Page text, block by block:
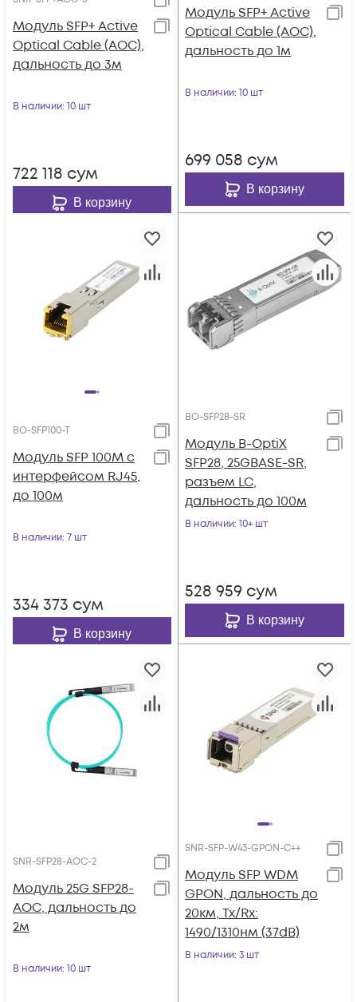
Модуль SFP+ Active
Optical Cable (AOC),
дальность до 3м
В наличии: 10 шт
722 118 сум
В корзину
Модуль SFP+ Active
Optical Cable (AOC),
дальность до 1м
В наличии: 10 шт
699 058 сум
В корзину
BO-SFP100-T
Модуль SFP 100M с
интерфейсом RJ45,
до 100м
В наличии: 7 шт
334 373 сум
В корзину
BO-SFP28-SR
Модуль B-OptiX
SFP28, 25GBASE-SR,
разъем LC,
дальность до 100м
В наличии: 10+ шт
528 959 сум
В корзину
SNR-SFP28-AOC-2
Модуль 25G SFP28-
AOC, дальность до
2м
В наличии: 10 шт
SNR-SFP-W43-GPON-C++
Модуль SFP WDM
GPON, дальность до
20км, Tx/Rx:
1490/1310нм (37dB)
В наличии: 3 шт